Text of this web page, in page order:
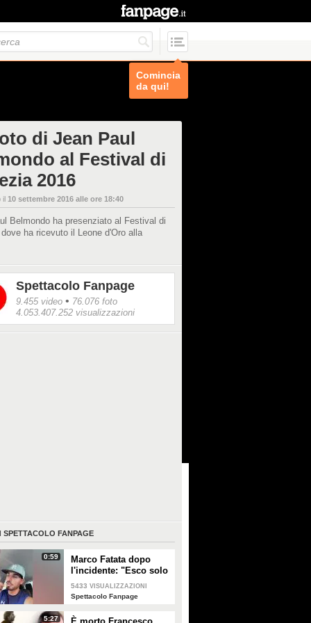
Comincia
da qui!
di Jean Paul
al Festival di
2016
il 10 settembre 2016 alle ore 18:40
Belmondo ha presenziato al Festival di
ha ricevuto il Leone d'Oro alla
Spettacolo Fanpage
9.455 video • 76.076 foto
4.053.407.252 visualizzazioni
SPETTACOLO FANPAGE
0:59
Marco Fatata dopo
l'incidente: "Esco solo
di sera, i primi tempi
non riuscivo a
5433 VISUALIZZAZIONI
Spettacolo Fanpage
5:27